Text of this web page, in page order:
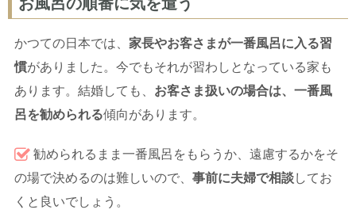
かつての日本では、 家長やお客さまが一番風呂に入る習
慣がありました。今でもそれが習わしとなっている家も
あります。結婚しても、 お客さま扱いの場合は、一番風
呂を勧められる傾向があります。
勧められるまま一番風呂をもらうか、遠慮するかをそ
の場で決めるのは難しいので、 事前に夫婦で相談してお
くと良いでしょう。